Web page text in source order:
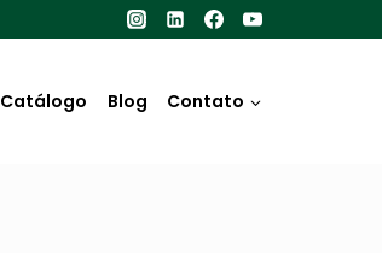
Catálogo Blog Contato